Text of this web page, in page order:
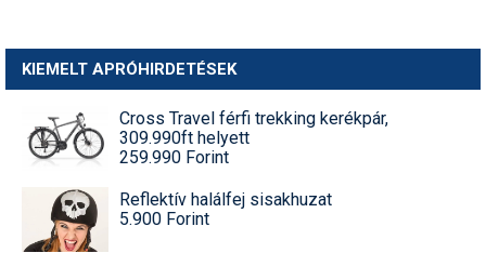
KIEMELT APRÓHIRDETÉSEK
Cross Travel férfi trekking kerékpár,
309.990ft helyett
259.990 Forint
Reflektív halálfej sisakhuzat
5.900 Forint